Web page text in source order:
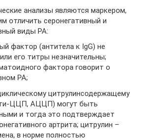
анализы являются маркером,
отличить серонегативный и
виды РА:
фактор (антитела к IgG) не
его титры незначительны;
фактора говорит о
РА;
цитрулинсодержащему
ЦЦП, АЦЦП) могут быть
и тогда это подтверждает
артрита; цитрулин –
в норме полностью